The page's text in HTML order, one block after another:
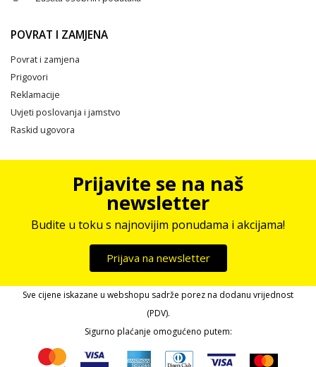
POVRAT I ZAMJENA
Povrat i zamjena
Prigovori
Reklamacije
Uvjeti poslovanja i jamstvo
Raskid ugovora
Prijavite se na naš
newsletter
Budite u toku s najnovijim ponudama i akcijama!
Prijava na newsletter
Sve cijene iskazane u webshopu sadrže porez na dodanu vrijednost
(PDV).
Sigurno plaćanje omogućeno putem: